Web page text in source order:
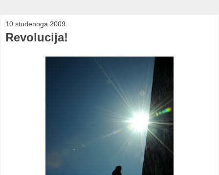
10 studenoga 2009
Revolucija!